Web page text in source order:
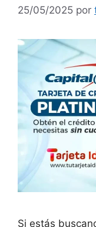
25/05/2025 por
Si estás